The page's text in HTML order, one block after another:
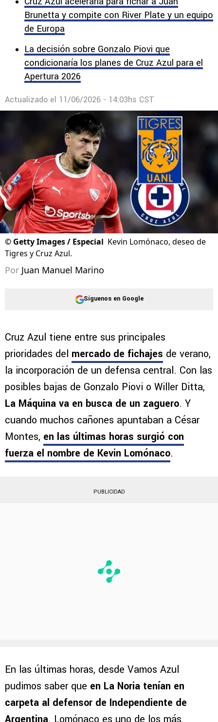
últimas horas como posible refuerzo de La
Máquina.
Cruz Azul aceleraría para fichar a Juan
Brunetta y compite con River Plate y un equipo
de Europa
La decisión sobre Gonzalo Piovi que
condicionaría los planes de Cruz Azul para el
Apertura 2026
Actualizado el 11/06/2026 - 14:03hs CST
Síguenos en Google
Cruz Azul tiene entre sus principales
prioridades del
mercado de fichajes
de verano,
la incorporación de un defensa central. Con las
posibles bajas de Gonzalo Piovi o Willer Ditta,
La Máquina va en busca de un zaguero. Y
cuando muchos cañones apuntaban a César
fuerza el nombre de Kevin Lomónaco
En las últimas horas, desde Vamos Azul